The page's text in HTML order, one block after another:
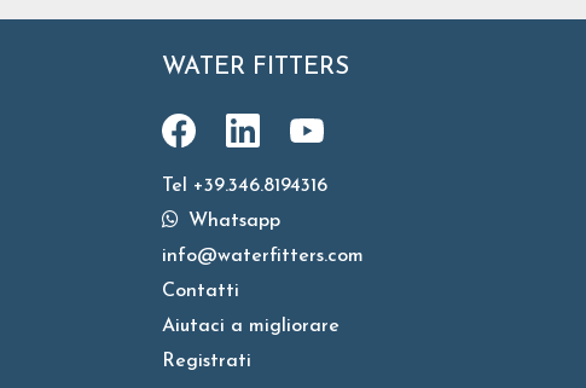
WATER FITTERS
Tel +39.346.8194316
Whatsapp
info@waterfitters.com
Contatti
Aiutaci a migliorare
Registrati